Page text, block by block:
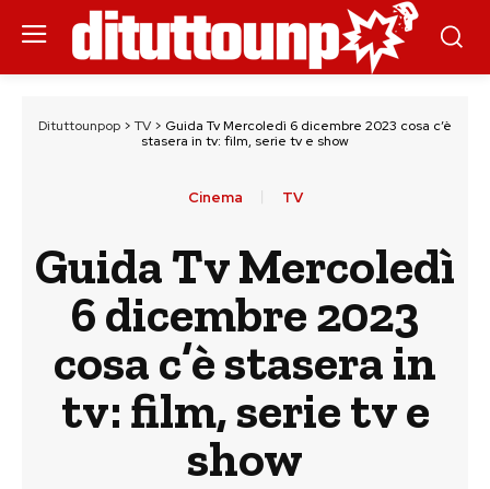
Dituttounpop > TV > Guida Tv Mercoledì 6 dicembre 2023 cosa c’è
stasera in tv: film, serie tv e show
Cinema TV
Guida Tv Mercoledì
6 dicembre 2023
cosa c’è stasera in
tv: film, serie tv e
show